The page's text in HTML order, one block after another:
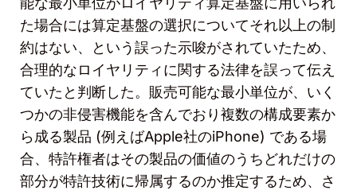
た場合には算定基盤の選択についてそれ以上の制
約はない、という誤った示唆がされていたため、
合理的なロイヤリティに関する法律を誤って伝え
ていたと判断した。販売可能な最小単位が、いく
つかの非侵害機能を含んでおり複数の構成要素か
ら成る製品 (例えばApple社のiPhone) である場
合、特許権者はその製品の価値のうちどれだけの
部分が特許技術に帰属するのか推定するため、さ